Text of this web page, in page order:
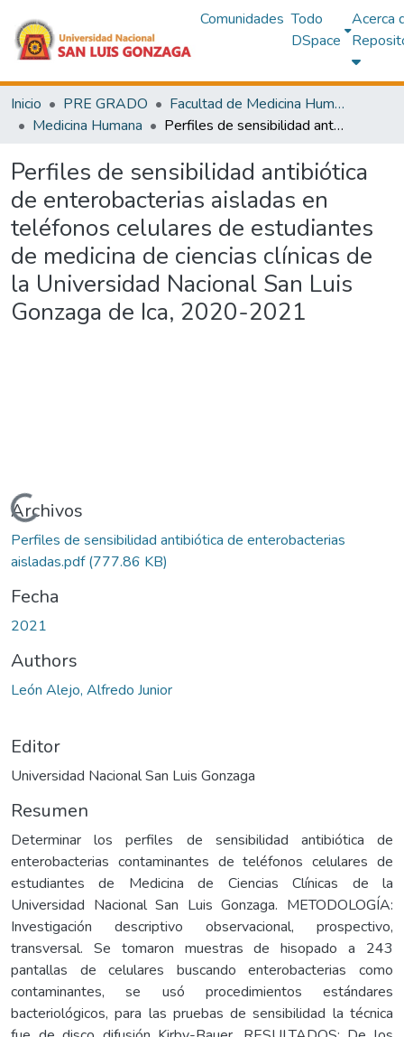
Comunidades Todo
DSpace
Acerca
Inicio PRE GRADO
Facultad de Medicina Humana
Medicina Humana
Perfiles de sensibilidad antibiótica de enterobacterias aisladas en teléfonos celulares de estudiantes de medicina de ciencias clínicas de la Universidad Nacional San Luis Gonzaga de Ica, 2020-2021
Perfiles de sensibilidad antibiótica
de enterobacterias aisladas en
teléfonos celulares de estudiantes
de medicina de ciencias clínicas de
la Universidad Nacional San Luis
Gonzaga de Ica, 2020-2021
Cargando...
Archivos
Perfiles de sensibilidad antibiótica de enterobacterias
aisladas.pdf(777.86 KB)
Fecha
2021
Authors
León Alejo, Alfredo Junior
Editor
Universidad Nacional San Luis Gonzaga
Resumen
Determinar los perfiles de sensibilidad antibiótica de
enterobacterias contaminantes de teléfonos celulares de
estudiantes de Medicina de Ciencias Clínicas de la
Universidad Nacional San Luis Gonzaga. METODOLOGÍA:
Investigación descriptivo observacional, prospectivo,
transversal. Se tomaron muestras de hisopado a 243
pantallas de celulares buscando enterobacterias como
contaminantes, se usó procedimientos estándares
bacteriológicos, para las pruebas de sensibilidad la técnica